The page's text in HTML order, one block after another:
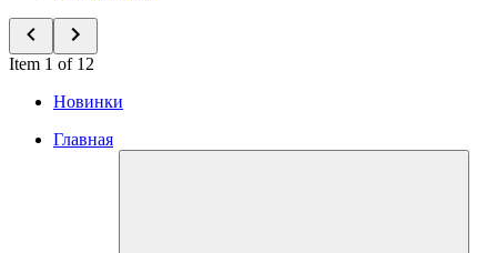
Item 1 of 12
Новинки
Главная